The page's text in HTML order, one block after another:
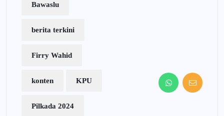
Bawaslu
berita terkini
Firry Wahid
konten KPU
Pilkada 2024